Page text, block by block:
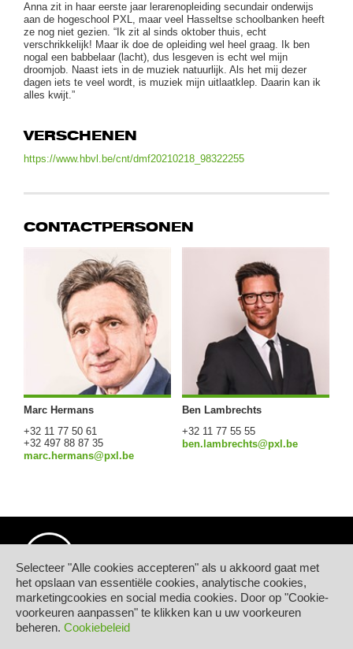
Selecteer "Alle cookies accepteren" als u akkoord gaat met
het opslaan van essentiële cookies, analytische cookies,
marketingcookies en social media cookies. Door op "Cookie-
voorkeuren aanpassen" te klikken kan u uw voorkeuren
beheren. Cookiebeleid
Anna zit in haar eerste jaar lerarenopleiding secundair onderwijs
aan de hogeschool PXL, maar veel Hasseltse schoolbanken heeft
ze nog niet gezien. “Ik zit al sinds oktober thuis, echt
verschrikkelijk! Maar ik doe de opleiding wel heel graag. Ik ben
nogal een babbelaar (lacht), dus lesgeven is echt wel mijn
droomjob. Naast iets in de muziek natuurlijk. Als het mij dezer
dagen iets te veel wordt, is muziek mijn uitlaatklep. Daarin kan ik
alles kwijt.”
VERSCHENEN
https://www.hbvl.be/cnt/dmf20210218_98322255
CONTACTPERSONEN
Marc Hermans
+32 11 77 50 61
+32 497 88 87 35
marc.hermans@pxl.be
Ben Lambrechts
+32 11 77 55 55
ben.lambrechts@pxl.be
© Hogeschool PXL
Elfde-Liniestraat 24
B-3500 HASSELT